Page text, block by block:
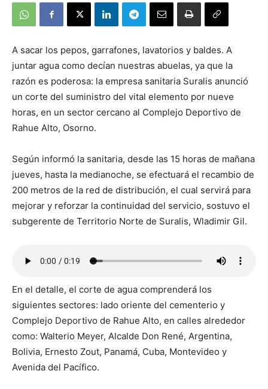
A sacar los pepos, garrafones, lavatorios y baldes. A
juntar agua como decían nuestras abuelas, ya que la
razón es poderosa: la empresa sanitaria Suralis anunció
un corte del suministro del vital elemento por nueve
horas, en un sector cercano al Complejo Deportivo de
Rahue Alto, Osorno.
Según informó la sanitaria, desde las 15 horas de mañana
jueves, hasta la medianoche, se efectuará el recambio de
200 metros de la red de distribución, el cual servirá para
mejorar y reforzar la continuidad del servicio, sostuvo el
subgerente de Territorio Norte de Suralis, Wladimir Gil.
En el detalle, el corte de agua comprenderá los
siguientes sectores: lado oriente del cementerio y
Complejo Deportivo de Rahue Alto, en calles alrededor
como: Walterio Meyer, Alcalde Don René, Argentina,
Bolivia, Ernesto Zout, Panamá, Cuba, Montevideo y
Avenida del Pacífico.